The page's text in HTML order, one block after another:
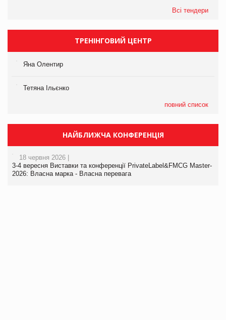
Всі тендери
ТРЕНІНГОВИЙ ЦЕНТР
Яна Олентир
Тетяна Ільєнко
повний список
НАЙБЛИЖЧА КОНФЕРЕНЦІЯ
18 червня 2026 |
3-4 вересня Виставки та конференції PrivateLabel&FMCG Master-
2026: Власна марка - Власна перевага